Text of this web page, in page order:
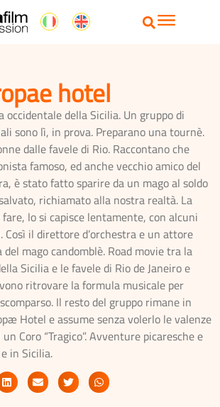
hotel
occidentale della Sicilia. Un gruppo di
sono lì, in prova. Preparano una tournè.
dalle favele di Rio. Raccontano che
famoso, ed anche vecchio amico del
è stato fatto sparire da un mago al soldo
richiamato alla nostra realtà. La
lo si capisce lentamente, con alcuni
il direttore d’orchestra e un attore
mago candomblè. Road movie tra la
Sicilia e le favele di Rio de Janeiro e
ritrovare la formula musicale per
Il resto del gruppo rimane in
Hotel e assume senza volerlo le valenze
Coro “Tragico”. Avventure picaresche e
in Sicilia.